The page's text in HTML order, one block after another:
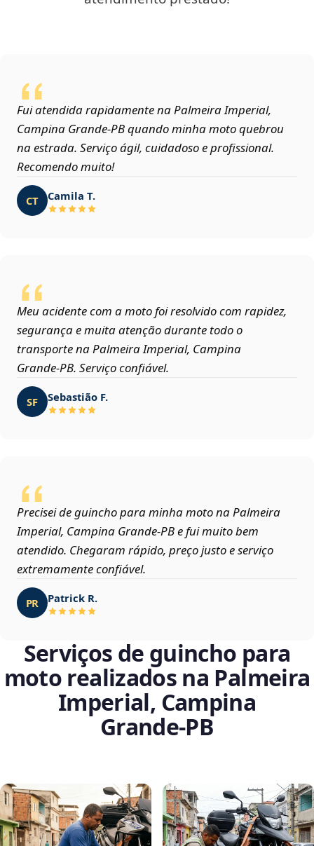
Fui atendida rapidamente na Palmeira Imperial,
Campina Grande‑PB quando minha moto quebrou
na estrada. Serviço ágil, cuidadoso e profissional.
Recomendo muito!
CT Camila T.
Meu acidente com a moto foi resolvido com rapidez,
segurança e muita atenção durante todo o
transporte na Palmeira Imperial, Campina
Grande‑PB. Serviço confiável.
SF Sebastião F.
Precisei de guincho para minha moto na Palmeira
Imperial, Campina Grande‑PB e fui muito bem
atendido. Chegaram rápido, preço justo e serviço
extremamente confiável.
PR Patrick R.
Serviços de guincho para
moto realizados na Palmeira
Imperial, Campina
Grande‑PB